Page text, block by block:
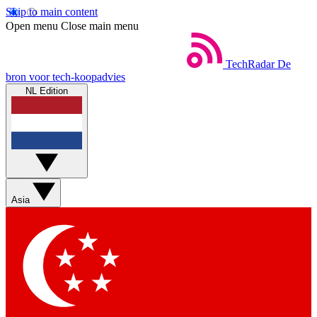
Skip to main content
Open menu Close main menu
TechRadar De
bron voor tech-koopadvies
NL Edition
Asia